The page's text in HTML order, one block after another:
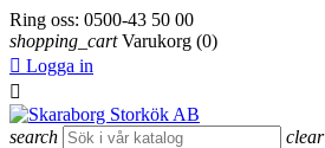
Ring oss: 0500-43 50 00
shopping_cart Varukorg (0)
 Logga in

search clear